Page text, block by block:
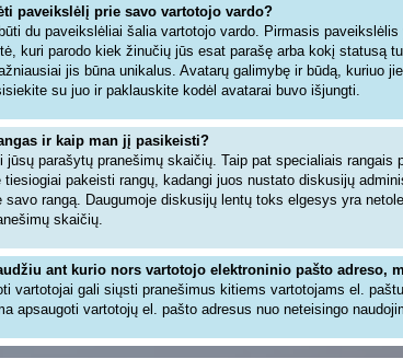
paveikslėlį prie savo vartotojo vardo?
du paveikslėliai šalia vartotojo vardo. Pirmasis
kuri parodo kiek žinučių jūs esat parašę arba kokį statusą
jis būna unikalus. Avatarų galimybę ir būdą, kuriuo
su juo ir paklauskite kodėl avatarai buvo išjungti.
ir kaip man jį pasikeisti?
jūsų parašytų pranešimų skaičių. Taip pat specialiais
tiesiogiai pakeisti rangų, kadangi juos nustato diskusijų
savo rangą. Daugumoje diskusijų lentų toks elgesys yra
skaičių.
ant kurio nors vartotojo elektroninio pašto adreso,
vartotojai gali siųsti pranešimus kitiems vartotojams el.
apsaugoti vartotojų el. pašto adresus nuo neteisingo